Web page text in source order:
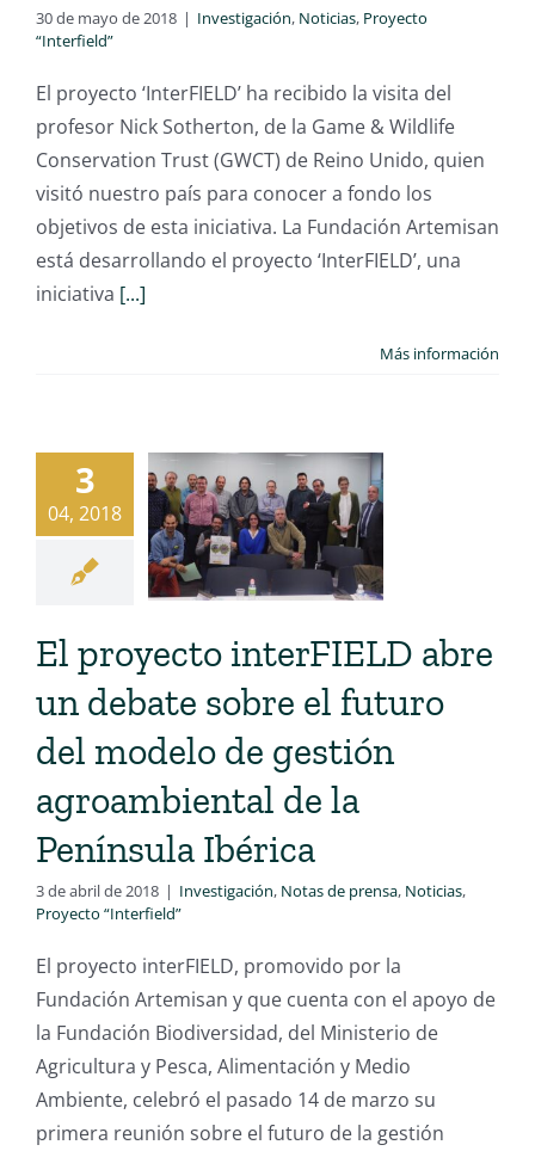
30 de mayo de 2018 | Investigación, Noticias, Proyecto
“Interfield”
El proyecto ‘InterFIELD’ ha recibido la visita del
profesor Nick Sotherton, de la Game & Wildlife
Conservation Trust (GWCT) de Reino Unido, quien
visitó nuestro país para conocer a fondo los
objetivos de esta iniciativa. La Fundación Artemisan
está desarrollando el proyecto ‘InterFIELD’, una
iniciativa [...]
Más información
3
04, 2018
El proyecto interFIELD abre
un debate sobre el futuro
del modelo de gestión
agroambiental de la
Península Ibérica
3 de abril de 2018 | Investigación, Notas de prensa, Noticias,
Proyecto “Interfield”
El proyecto interFIELD, promovido por la
Fundación Artemisan y que cuenta con el apoyo de
la Fundación Biodiversidad, del Ministerio de
Agricultura y Pesca, Alimentación y Medio
Ambiente, celebró el pasado 14 de marzo su
primera reunión sobre el futuro de la gestión